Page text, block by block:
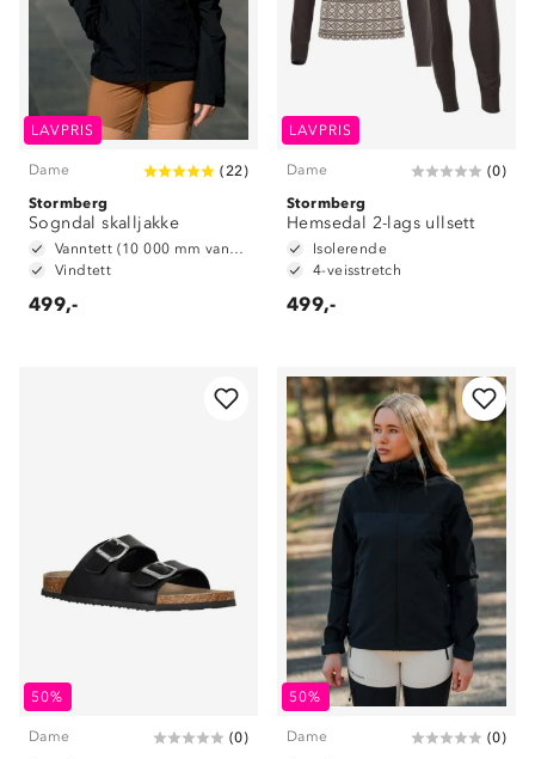
LAVPRIS
Dame (22)
Stormberg
Sogndal skalljakke
Vanntett (10 000 mm vannsøyle)
Vindtett
499,-
LAVPRIS
Dame (0)
Stormberg
Hemsedal 2-lags ullsett
Isolerende
4-veisstretch
499,-
50%
Dame (0)
50%
Dame (0)